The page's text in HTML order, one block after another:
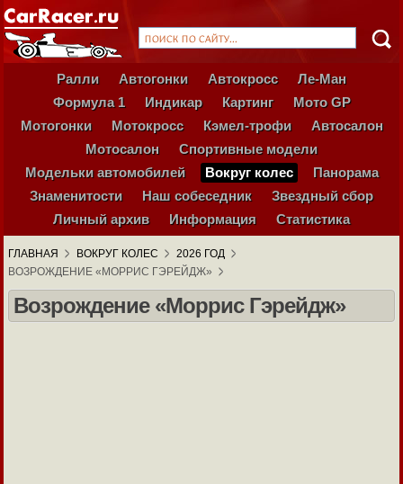
Ралли Автогонки Автокросс
Ле-Ман
Формула 1
Индикар Картинг
Мото GP
Мотогонки
Мотокросс Кэмел-трофи
Автосалон
Мотосалон
Спортивные модели
Модельки автомобилей
Вокруг колес
Панорама
Знаменитости
Наш собеседник
Звездный сбор
Личный архив
Информация Статистика
ГЛАВНАЯ ВОКРУГ КОЛЕС
2026 ГОД
ВОЗРОЖДЕНИЕ «МОРРИС ГЭРЕЙДЖ»
Возрождение «Моррис Гэрейдж»